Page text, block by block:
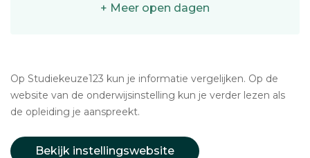
+ Meer open dagen
Op Studiekeuze123 kun je informatie vergelijken. Op de
website van de onderwijsinstelling kun je verder lezen als
de opleiding je aanspreekt.
Bekijk instellingswebsite